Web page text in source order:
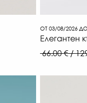
ОТ 03/08/2026
Елегантен
66.00 € /